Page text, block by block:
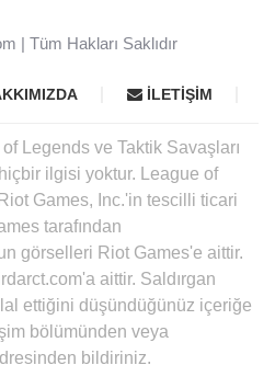
| Tüm Hakları Saklıdır
İLETIŞIM
Legends ve Taktik Savaşları
ilgisi yoktur. League of
Games, Inc.'in tescilli ticari
tarafından
görselleri Riot Games'e aittir.
aittir. Saldırgan
ettiğini düşündüğünüz içeriğe
bölümünden veya
bildiriniz.